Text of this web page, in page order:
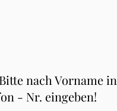
nach Vorname in
- Nr. eingeben!